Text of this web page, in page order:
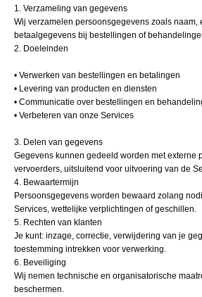
1. Verzameling van gegevens
Wij verzamelen persoonsgegevens zoals naam,
betaalgegevens bij bestellingen of
2. Doeleinden
• Verwerken van bestellingen en betalingen
• Levering van producten en diensten
• Communicatie over bestellingen en
• Verbeteren van onze Services
3. Delen van gegevens
Gegevens kunnen gedeeld worden met externe
vervoerders, uitsluitend voor uitvoering van de
4. Bewaartermijn
Persoonsgegevens worden bewaard zolang
Services, wettelijke verplichtingen of geschillen.
5. Rechten van klanten
Je kunt: inzage, correctie, verwijdering van je
toestemming intrekken voor verwerking.
6. Beveiliging
Wij nemen technische en organisatorische
beschermen.